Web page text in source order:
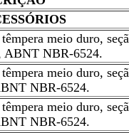
meio duro,
ABNT NBR-6524.
meio duro,
NBR-6524.
meio duro,
NBR-6524.